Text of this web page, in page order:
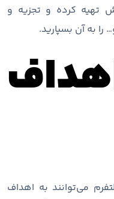
کرده و تجزیه و
را به آن بسپارید.
می‌توانند به اهداف